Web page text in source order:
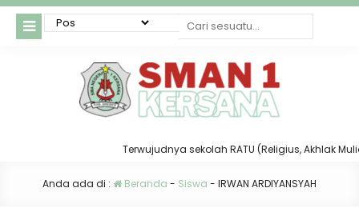
Terwujudnya sekolah RATU (Religius, Akhlak
Anda ada di : Beranda - Siswa - IRWAN ARDIYANSYAH